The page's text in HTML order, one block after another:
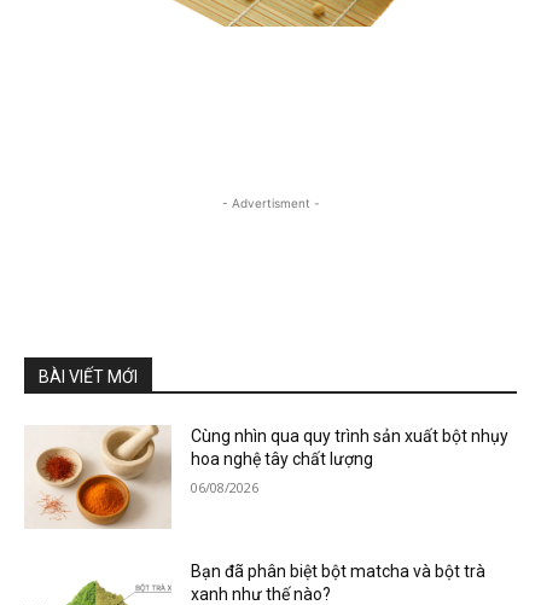
- Advertisment -
BÀI VIẾT MỚI
Cùng nhìn qua quy trình sản xuất bột nhụy
hoa nghệ tây chất lượng
06/08/2026
Bạn đã phân biệt bột matcha và bột trà
xanh như thế nào?